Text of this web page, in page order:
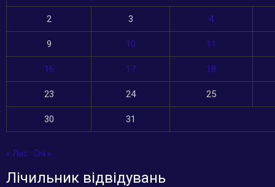
2 3 4
9 10 11
16 17 18
23 24 25
30 31
« Лис Січ »
Лічильник відвідувань